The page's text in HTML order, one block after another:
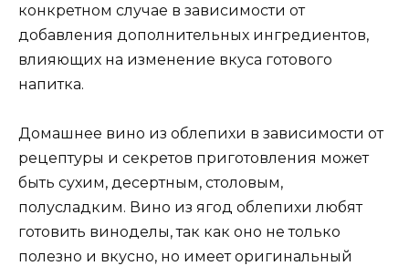
конкретном случае в зависимости от
добавления дополнительных ингредиентов,
влияющих на изменение вкуса готового
напитка.
Домашнее вино из облепихи в зависимости от
рецептуры и секретов приготовления может
быть сухим, десертным, столовым,
полусладким. Вино из ягод облепихи любят
готовить виноделы, так как оно не только
полезно и вкусно, но имеет оригинальный